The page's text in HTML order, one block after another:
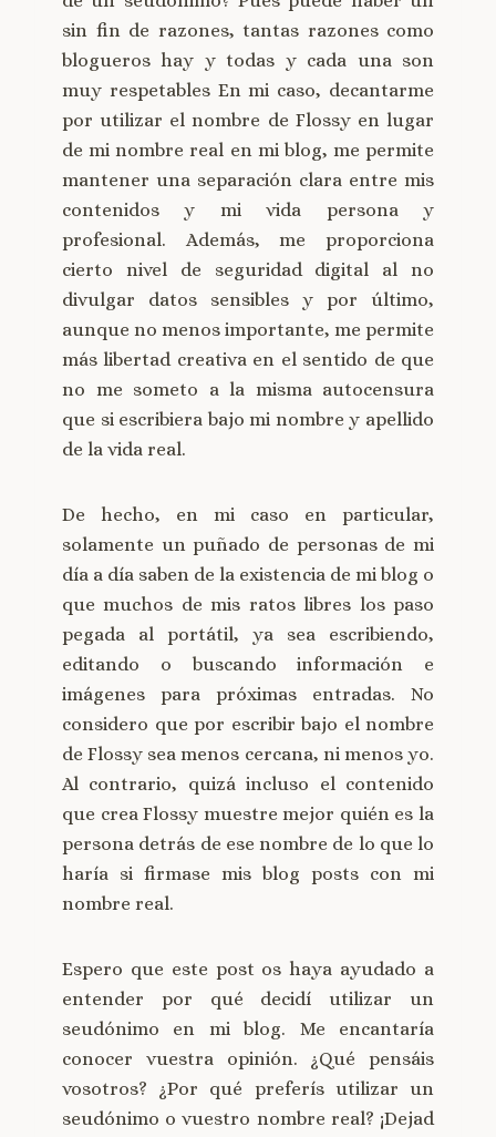
sin fin de razones, tantas razones como
blogueros hay y todas y cada una son
muy respetables En mi caso, decantarme
por utilizar el nombre de Flossy en lugar
de mi nombre real en mi blog, me permite
mantener una separación clara entre mis
contenidos y mi vida persona y
profesional. Además, me proporciona
cierto nivel de seguridad digital al no
divulgar datos sensibles y por último,
aunque no menos importante, me permite
más libertad creativa en el sentido de que
no me someto a la misma autocensura
que si escribiera bajo mi nombre y apellido
de la vida real.
De hecho, en mi caso en particular,
solamente un puñado de personas de mi
día a día saben de la existencia de mi blog o
que muchos de mis ratos libres los paso
pegada al portátil, ya sea escribiendo,
editando o buscando información e
imágenes para próximas entradas. No
considero que por escribir bajo el nombre
de Flossy sea menos cercana, ni menos yo.
Al contrario, quizá incluso el contenido
que crea Flossy muestre mejor quién es la
persona detrás de ese nombre de lo que lo
haría si firmase mis blog posts con mi
nombre real.
Espero que este post os haya ayudado a
entender por qué decidí utilizar un
seudónimo en mi blog. Me encantaría
conocer vuestra opinión. ¿Qué pensáis
vosotros? ¿Por qué preferís utilizar un
seudónimo o vuestro nombre real? ¡Dejad